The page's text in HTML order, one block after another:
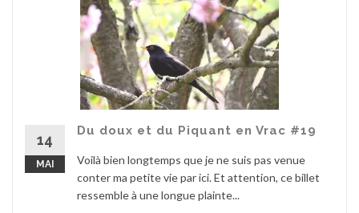
14
MAI
Du doux et du Piquant en Vrac #19
Voilà bien longtemps que je ne suis pas venue
conter ma petite vie par ici. Et attention, ce billet
ressemble à une longue plainte...